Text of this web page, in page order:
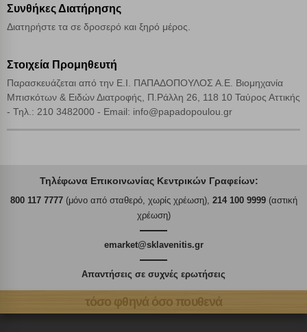
Συνθήκες Διατήρησης
Διατηρήστε τα σε δροσερό και ξηρό μέρος.
Στοιχεία Προμηθευτή
Παρασκευάζεται από την Ε.Ι. ΠΑΠΑΔΟΠΟΥΛΟΣ Α.Ε. Βιομηχανία
Μπισκότων & Ειδών Διατροφής, Π.Ράλλη 26, 118 10 Ταύρος Αττικής
- Τηλ.: 210 3482000 - Email: info@papadopoulou.gr
Τηλέφωνα Επικοινωνίας Κεντρικών Γραφείων:
800 117 7777(μόνο από σταθερό, χωρίς χρέωση), 214 100 9999(αστική
χρέωση)
emarket@sklavenitis.gr
Απαντήσεις σε συχνές ερωτήσεις
τόσο φθηνά όσο πουθενά